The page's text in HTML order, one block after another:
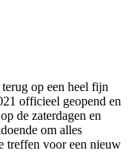
op een heel fijn
officieel geopend en
de zaterdagen en
om alles
treffen voor een nieuw